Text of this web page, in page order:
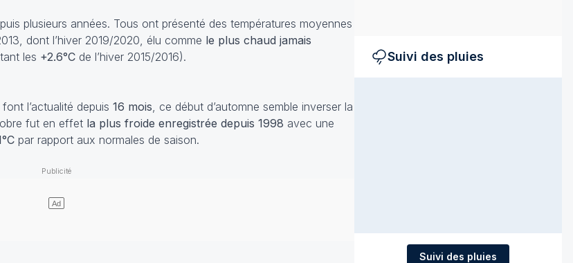
plusieurs années. Tous ont présenté des températures moyennes
dont l’hiver 2019/2020, élu comme le plus chaud jamais
les +2.6°C de l’hiver 2015/2016).
l’actualité depuis 16 mois, ce début d’automne semble inverser la
fut en effet la plus froide enregistrée depuis 1998 avec une
par rapport aux normales de saison.
Suivi des pluies
Suivi des pluies